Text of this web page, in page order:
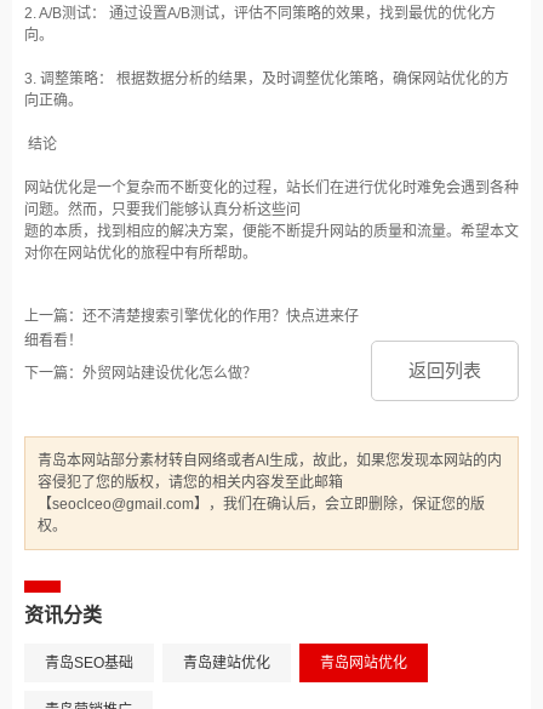
2. A/B测试： 通过设置A/B测试，评估不同策略的效果，找到最优的优化方
向。
3. 调整策略： 根据数据分析的结果，及时调整优化策略，确保网站优化的方
向正确。
结论
网站优化是一个复杂而不断变化的过程，站长们在进行优化时难免会遇到各种
问题。然而，只要我们能够认真分析这些问
题的本质，找到相应的解决方案，便能不断提升网站的质量和流量。希望本文
对你在网站优化的旅程中有所帮助。
上一篇：还不清楚搜索引擎优化的作用？快点进来仔
细看看！
下一篇：外贸网站建设优化怎么做？
返回列表
青岛本网站部分素材转自网络或者AI生成，故此，如果您发现本网站的内
容侵犯了您的版权，请您的相关内容发至此邮箱
【seoclceo@gmail.com】，我们在确认后，会立即删除，保证您的版
权。
资讯分类
青岛SEO基础 青岛建站优化 青岛网站优化